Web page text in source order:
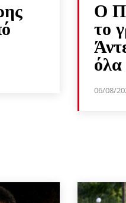
Ο
το
όλα
06/08/